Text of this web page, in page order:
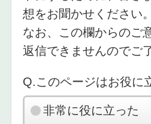
想をお聞かせください。
なお、この欄からのご
返信できませんのでご
Q.このページはお役に
非常に役に立った